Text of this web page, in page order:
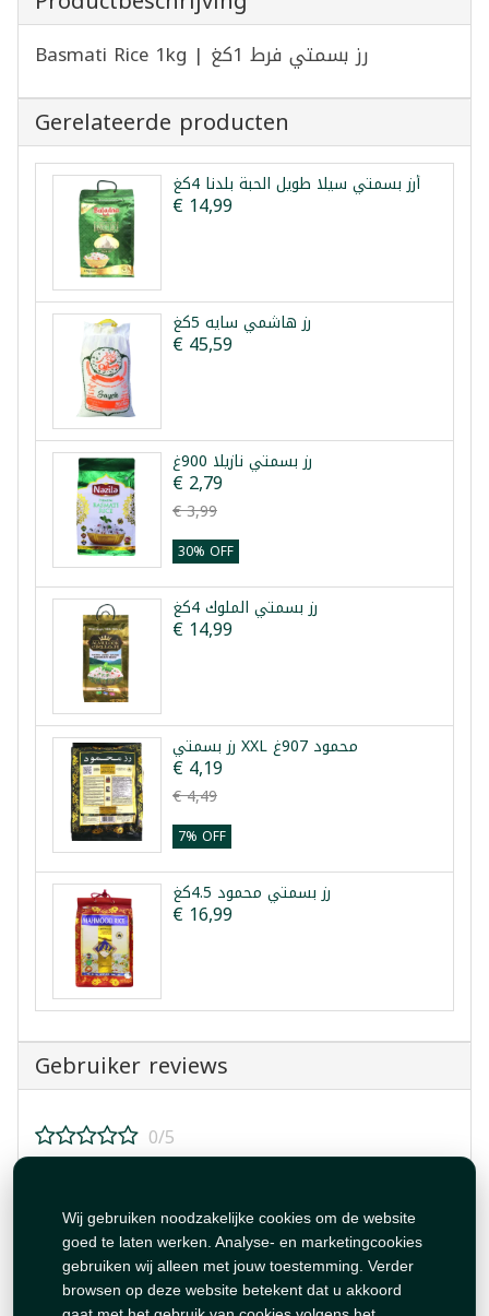
Wij gebruiken noodzakelijke cookies om de website
goed te laten werken. Analyse- en marketingcookies
gebruiken wij alleen met jouw toestemming. Verder
browsen op deze website betekent dat u akkoord
Basmati Rice 1kg | رز بسمتي فرط 1كغ
Gerelateerde producten
أرز بسمتي سيلا طويل الحبة بلدنا 4كغ
€ 14,99
رز هاشمي سايه 5كغ
€ 45,59
رز بسمتي نازيلا 900غ
€ 2,79
€ 3,99
30% OFF
رز بسمتي الملوك 4كغ
€ 14,99
رز بسمتي XXL محمود 907غ
€ 4,19
€ 4,49
7% OFF
رز بسمتي محمود 4.5كغ
€ 16,99
Gebruiker reviews
0/5